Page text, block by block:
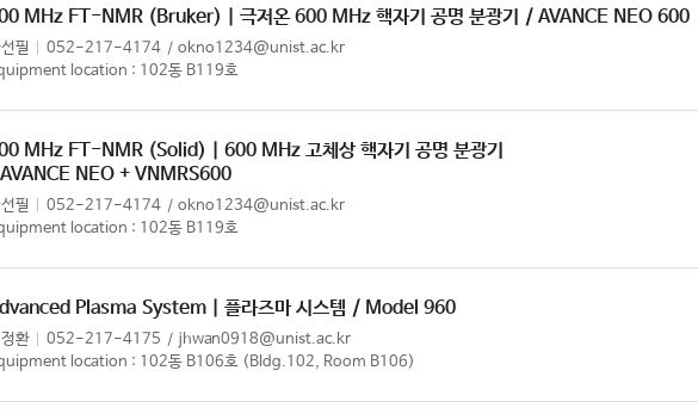
MHz FT-NMR (Bruker) | 극저온 600 MHz 핵자기 공명 분광기 / AVANCE NEO 600
필 052-217-4174
okno1234@unist.ac.kr
location : 102동 B119호
MHz FT-NMR (Solid) | 600 MHz 고체상 핵자기 공명 분광기
NEO + VNMRS600
필 052-217-4174
okno1234@unist.ac.kr
location : 102동 B119호
Plasma System | 플라즈마 시스템 / Model 960
환 052-217-4175
jhwan0918@unist.ac.kr
location : 102동 B106호 (Bldg.102, Room B106)